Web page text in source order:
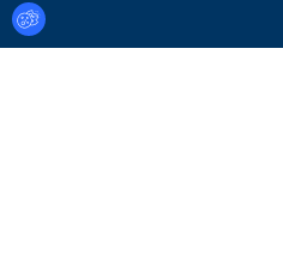
Ustawienia plików cookies